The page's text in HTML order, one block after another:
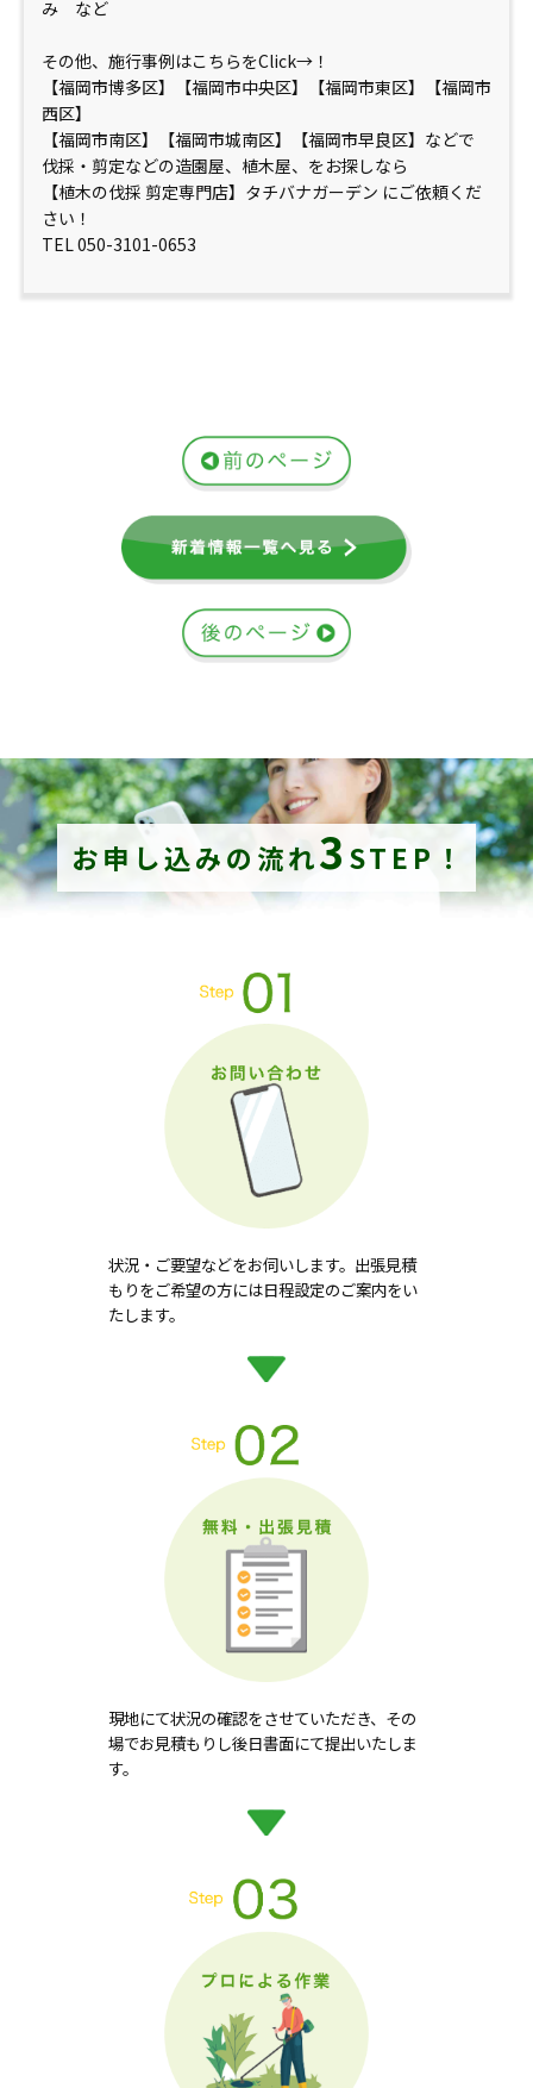
み など
その他、施行事例はこちらをClick→！
【福岡市博多区】【福岡市中央区】【福岡市東区】【福岡市
西区】
【福岡市南区】【福岡市城南区】【福岡市早良区】などで
伐採・剪定などの造園屋、植木屋、をお探しなら
【植木の伐採 剪定専門店】タチバナガーデン にご依頼くだ
さい！
TEL 050-3101-0653
お申し込みの流れ3 STEP！
状況・ご要望などをお伺いします。出張見積
もりをご希望の方には日程設定のご案内をい
たします。
現地にて状況の確認をさせていただき、その
場でお見積もりし後日書面にて提出いたしま
す。